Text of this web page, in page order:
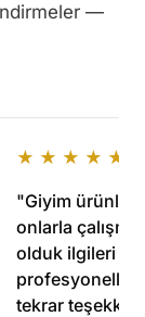
—
★★★★★
"Giyim
onlarla
olduk ilgileri ve
tekrar teşekkür